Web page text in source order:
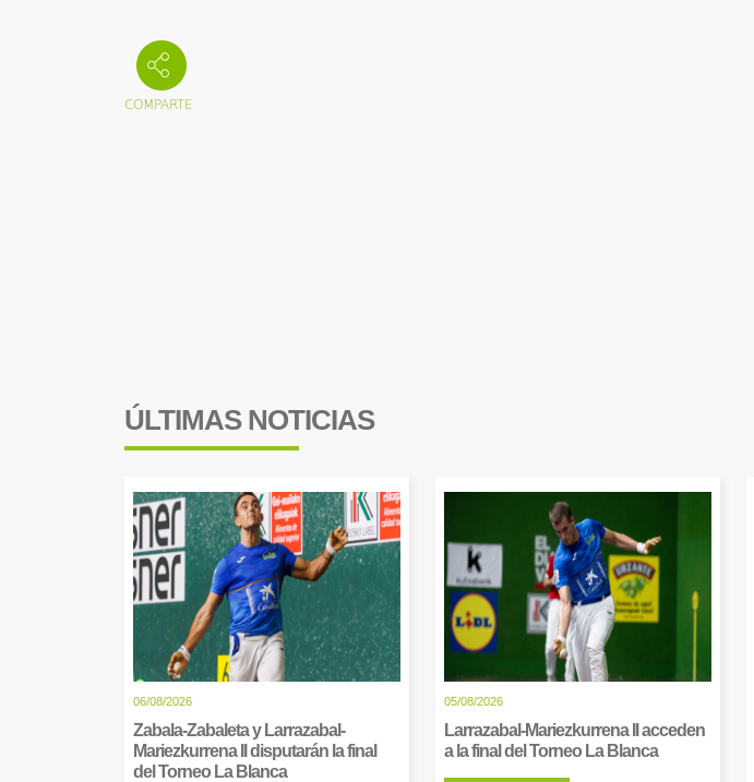
ÚLTIMAS NOTICIAS
06/08/2026
Zabala-Zabaleta y Larrazabal-
Mariezkurrena II disputarán la final
del Torneo La Blanca
05/08/2026
Larrazabal-Mariezkurrena II acceden
a la final del Torneo La Blanca